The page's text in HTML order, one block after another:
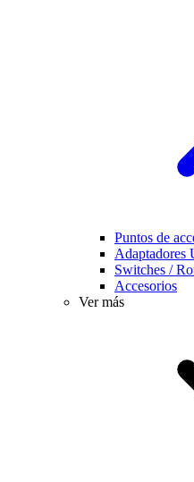
Puntos de
Adaptadores
Switches /
Accesorios
Ver más